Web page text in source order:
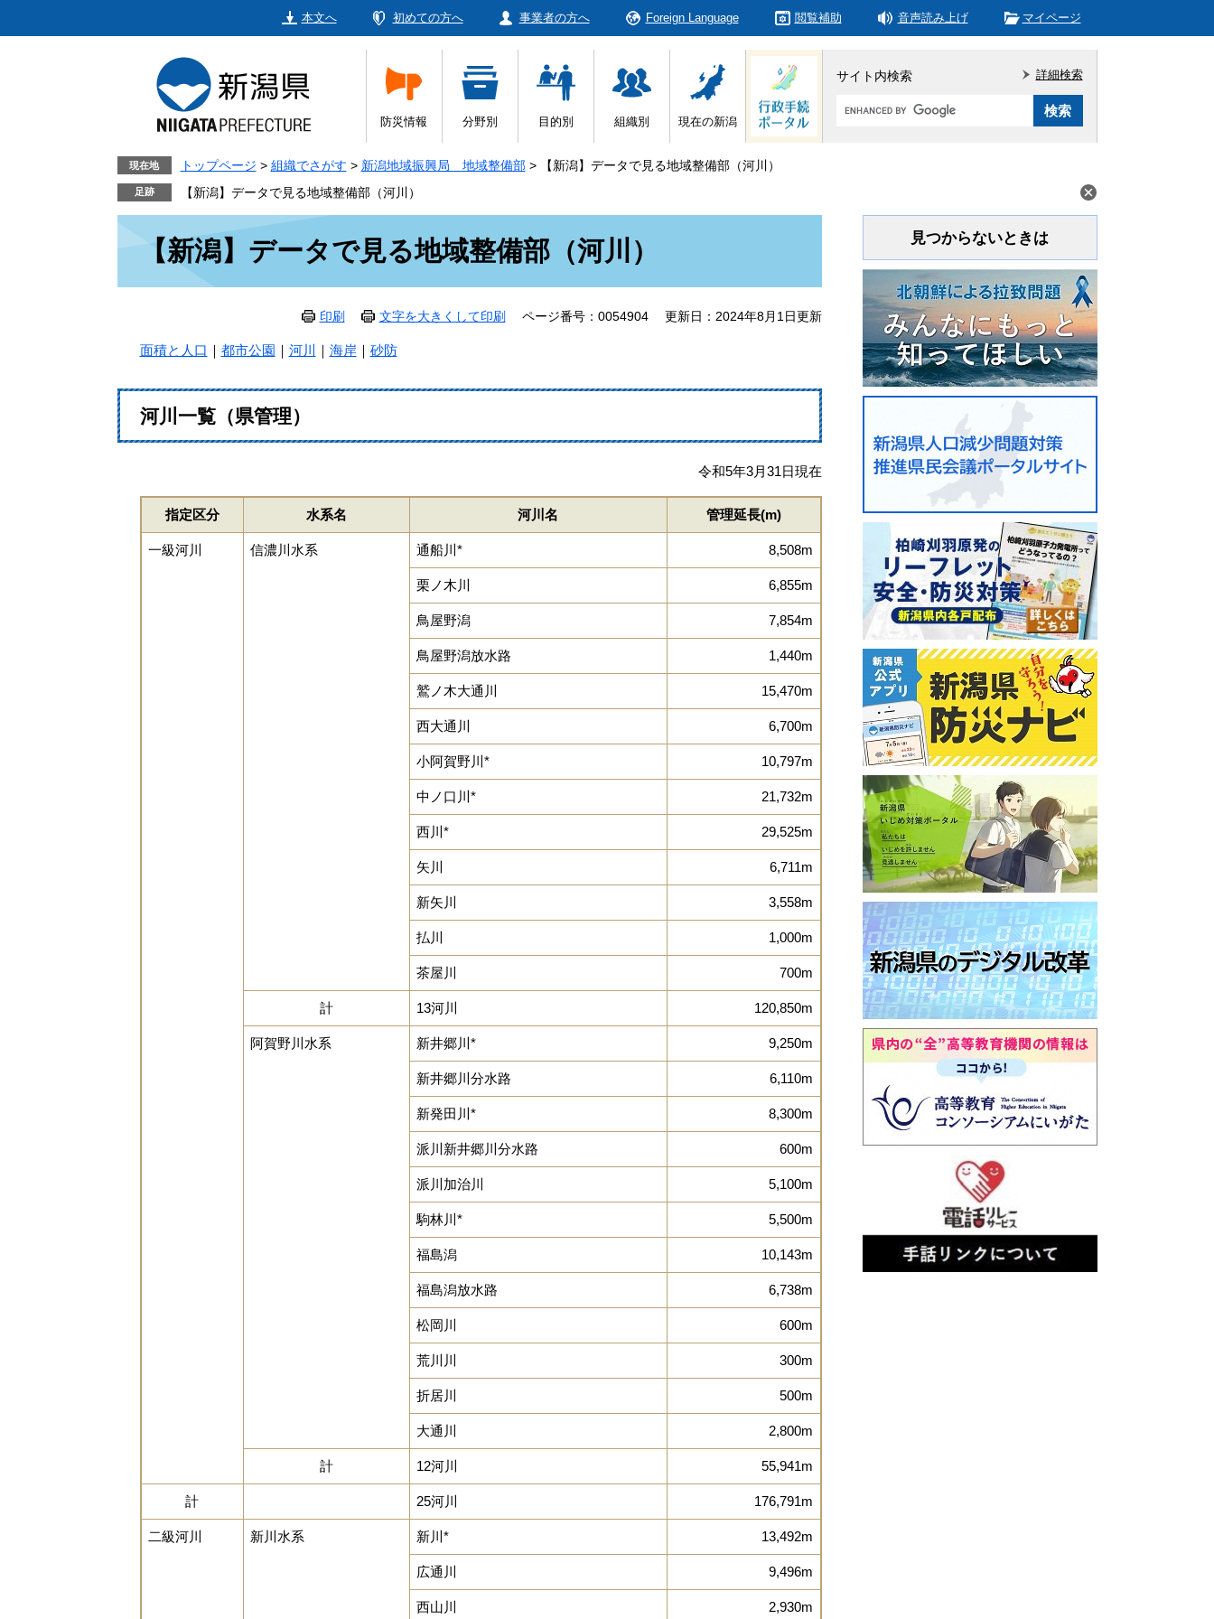
本文へ 初めての方へ 事業者の方へ Foreign Language 閲覧補助 音声読み上げ マイページ
防災情報 分野別 目的別 組織別 現在の新潟
サイト内検索
Google
詳細検索
現在地 トップページ > 組織でさがす > 新潟地域振興局 地域整備部 >
【新潟】データで見る地域整備部（河川）
【新潟】データで見る地域整備部（河川）
【新潟】データで見る地域整備部（河川）
印刷 文字を大きくして印刷 ページ番号：0054904 更新日：2024年8月1日更新
面積と人口 ｜ 都市公園 ｜ 河川 ｜ 海岸｜ 砂防
河川一覧（県管理）
令和5年3月31日現在
指定区分 水系名 河川名 管理延長(m)
一級河川 信濃川水系 通船川* 8,508m
栗ノ木川 6,855m
鳥屋野潟 7,854m
鳥屋野潟放水路 1,440m
鷲ノ木大通川 15,470m
西大通川 6,700m
小阿賀野川* 10,797m
中ノ口川* 21,732m
西川* 29,525m
矢川 6,711m
新矢川 3,558m
払川 1,000m
茶屋川 700m
計 13河川 120,850m
阿賀野川水系 新井郷川* 9,250m
新井郷川分水路 6,110m
新発田川* 8,300m
派川新井郷川分水路 600m
派川加治川 5,100m
駒林川* 5,500m
福島潟 10,143m
福島潟放水路 6,738m
松岡川 600m
荒川川 300m
折居川 500m
大通川 2,800m
計 12河川 55,941m
計 25河川 176,791m
二級河川 新川水系 新川* 13,492m
広通川 9,496m
西山川 2,930m
見つからないときは